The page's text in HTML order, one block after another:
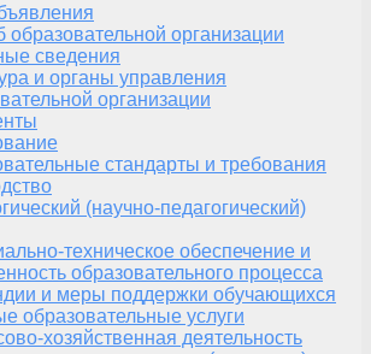
организации
сведения
и органы управления
организации
стандарты и требования
(научно-педагогический)
техническое обеспечение и
образовательного процесса
и меры поддержки обучающихся
образовательные услуги
хозяйственная деятельность